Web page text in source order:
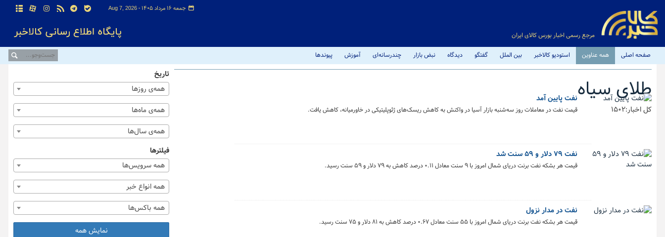
مرجع رسمی اخبار بورس کالای ایران
جمعه ۱۶ مرداد ۱۴۰۵ - Aug 7, 2026
صفحه اصلی همه عناوین استودیو کالاخبر بین الملل گفتگو دیدگاه نبض بازار چندرسانه‌ای آموزش پیوندها
طلای سیاه
کل اخبار:1502
نفت پایین آمد
قیمت نفت در معاملات روز سه‌شنبه بازار آسیا در واکنش به کاهش ریسک‌های ژئوپلیتیکی در خاورمیانه، کاهش یافت.
نفت ۷۹ دلار و ۵۹ سنت شد
قیمت هر بشکه نفت برنت دریای شمال امروز با ۹ سنت معادل ۰.۱۱ درصد کاهش به ۷۹ دلار و ۵۹ سنت رسید.
نفت در مدار نزول
قیمت هر بشکه نفت برنت دریای شمال امروز با ۵۵ سنت معادل ۰.۶۷ درصد کاهش به ۸۱ دلار و ۷۵ سنت رسید.
تاریخ
همه‌ی روزها
همه‌ی ماه‌ها
همه‌ی سال‌ها
فیلترها
همه سرویس‌ها
همه انواع خبر
همه باکس‌ها
نمایش همه